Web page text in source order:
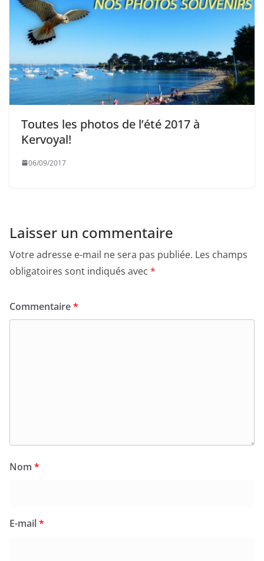
Toutes les photos de l’été 2017 à
Kervoyal!
06/09/2017
Laisser un commentaire
Votre adresse e-mail ne sera pas publiée. Les champs
obligatoires sont indiqués avec *
Commentaire*
Nom *
E-mail*